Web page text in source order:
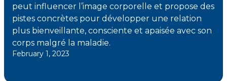
peut influencer l’image corporelle et propose des
pistes concrètes pour développer une relation
plus bienveillante, consciente et apaisée avec son
corps malgré la maladie.
February 1, 2023
nouveautés.
Prénom